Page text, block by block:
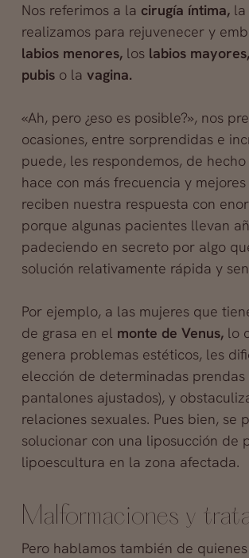
Nos referimos a la cirugía íntima,la
realizamos para rejuvenecer y
labios menores,los labios mayores,
pubis o la vagina.
«Ah, pero ¿eso es posible?», nos
ocasiones, entre sorprendidas e
puede, les respondemos, de
hace con más frecuencia y
reciben nuestra respuesta con
porque algunas pacientes llevan
padeciendo en secreto por algo
solución relativamente rápida y
Por ejemplo, a las mujeres que
de grasa en el monte de Venus, lo
genera problemas estéticos, les
elección de determinadas prendas
pantalones ajustados), y
relaciones sexuales. Pues bien, se
solucionar con una liposucción de
lipoescultura en la zona afectada.
Malformaciones y
Pero hablamos también de